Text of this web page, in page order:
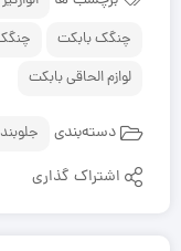
چنگک بابکت
لوازم الحاقی بابکت
دسته‌بندی جلوبند
اشتراک گذاری